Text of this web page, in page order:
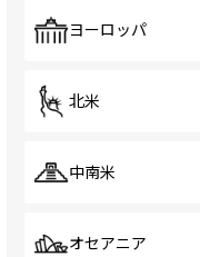
ヨーロッパ
北米
中南米
オセアニア